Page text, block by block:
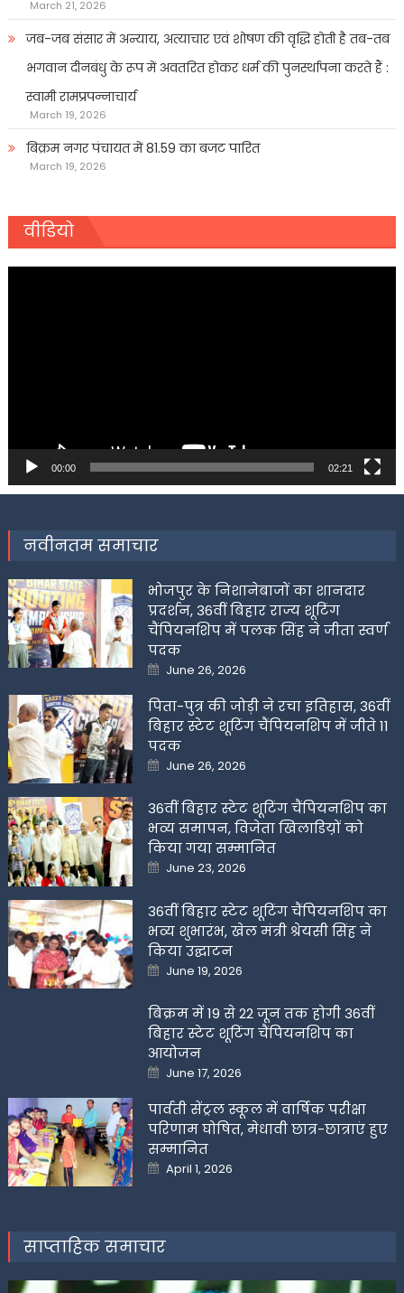
March 21, 2026
जब-जब संसार में अन्याय, अत्याचार एवं शोषण की वृद्धि होती है तब-तब
भगवान दीनबंधु के रूप में अवतरित होकर धर्म की पुनर्स्थापना करते हैं :
स्वामी रामप्रपन्नाचार्य
March 19, 2026
बिक्रम नगर पंचायत में 81.59 का बजट पारित
March 19, 2026
वीडियो
00:00 02:21
नवीनतम समाचार
भोजपुर के निशानेबाजों का शानदार
प्रदर्शन, 36वीं बिहार राज्य शूटिंग
चैंपियनशिप में पलक सिंह ने जीता स्वर्ण
पदक
Posted
on
June 26, 2026
पिता-पुत्र की जोड़ी ने रचा इतिहास, 36वीं
बिहार स्टेट शूटिंग चैंपियनशिप में जीते 11
पदक
Posted
on
June 26, 2026
36वीं बिहार स्टेट शूटिंग चैंपियनशिप का
भव्य समापन, विजेता खिलाडिय़ों को
किया गया सम्मानित
Posted
on
June 23, 2026
36वीं बिहार स्टेट शूटिंग चैंपियनशिप का
भव्य शुभारंभ, खेल मंत्री श्रेयसी सिंह ने
किया उद्घाटन
Posted
on
June 19, 2026
बिक्रम में 19 से 22 जून तक होगी 36वीं
बिहार स्टेट शूटिंग चैंपियनशिप का
आयोजन
Posted
on
June 17, 2026
पार्वती सेंट्रल स्कूल में वार्षिक परीक्षा
परिणाम घोषित, मेधावी छात्र-छात्राएं हुए
सम्मानित
Posted
on
April 1, 2026
साप्ताहिक समाचार